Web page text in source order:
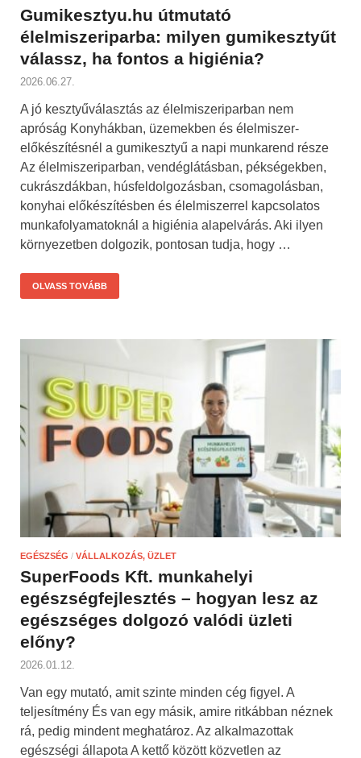
Gumikesztyu.hu útmutató
élelmiszeriparba: milyen gumikesztyűt
válassz, ha fontos a higiénia?
2026.06.27.
A jó kesztyűválasztás az élelmiszeriparban nem
apróság Konyhákban, üzemekben és élelmiszer-
előkészítésnél a gumikesztyű a napi munkarend része
Az élelmiszeriparban, vendéglátásban, pékségekben,
cukrászdákban, húsfeldolgozásban, csomagolásban,
konyhai előkészítésben és élelmiszerrel kapcsolatos
munkafolyamatoknál a higiénia alapelvárás. Aki ilyen
környezetben dolgozik, pontosan tudja, hogy …
OLVASS TOVÁBB
EGÉSZSÉG / VÁLLALKOZÁS, ÜZLET
SuperFoods Kft. munkahelyi
egészségfejlesztés – hogyan lesz az
egészséges dolgozó valódi üzleti
előny?
2026.01.12.
Van egy mutató, amit szinte minden cég figyel. A
teljesítmény És van egy másik, amire ritkábban néznek
rá, pedig mindent meghatároz. Az alkalmazottak
egészségi állapota A kettő között közvetlen az